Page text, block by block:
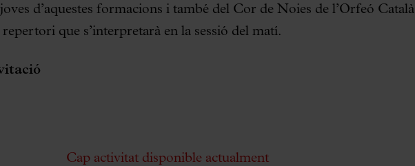
d’aquestes formacions i també del Cor de Noies de l’Orfeó Català
que s’interpretarà en la sessió del matí.
Cap activitat disponible actualment